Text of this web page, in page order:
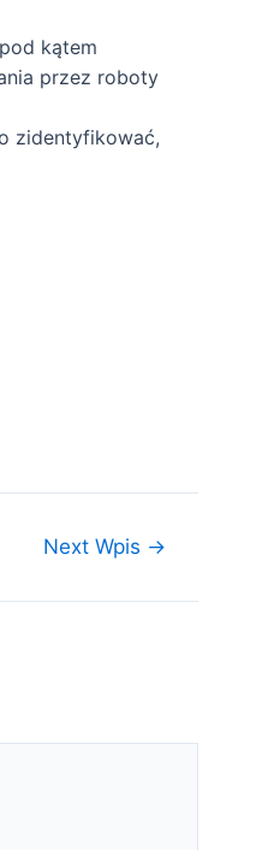
kątem
przez roboty
zidentyfikować,
Next Wpis →